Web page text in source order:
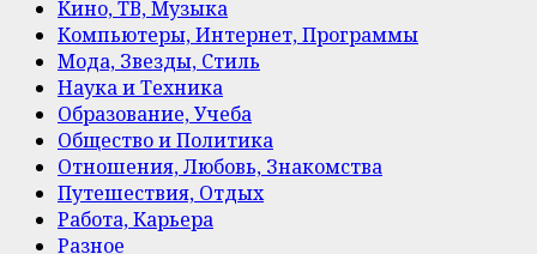
Кино, ТВ, Музыка
Компьютеры, Интернет, Программы
Мода, Звезды, Стиль
Наука и Техника
Образование, Учеба
Общество и Политика
Отношения, Любовь, Знакомства
Путешествия, Отдых
Работа, Карьера
Разное